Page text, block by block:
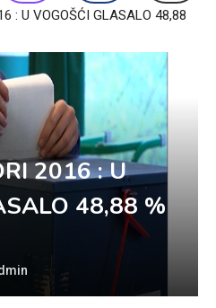
: U VOGOŠĆI GLASALO 48,88
2016 : U
48,88 %